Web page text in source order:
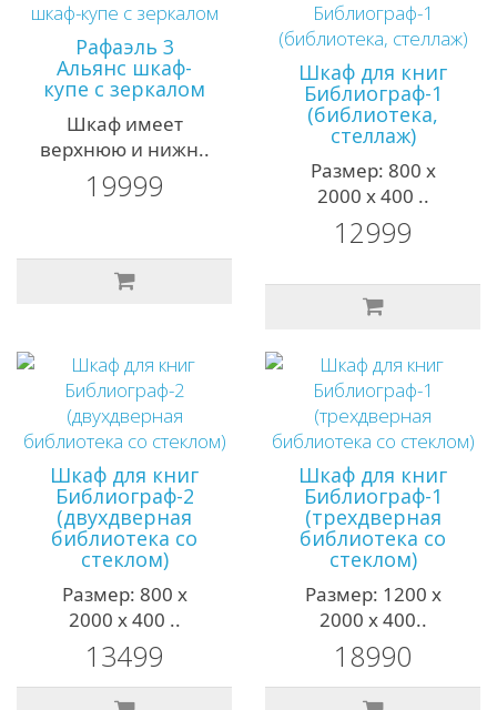
Рафаэль 3
Альянс шкаф-
купе с зеркалом
Шкаф имеет
верхнюю и нижн..
19999
Шкаф для книг
Библиограф-1
(библиотека,
стеллаж)
Размер: 800 х
2000 х 400 ..
12999
Шкаф для книг
Библиограф-2
(двухдверная
библиотека со
стеклом)
Размер: 800 х
2000 х 400 ..
13499
Шкаф для книг
Библиограф-1
(трехдверная
библиотека со
стеклом)
Размер: 1200 х
2000 х 400..
18990